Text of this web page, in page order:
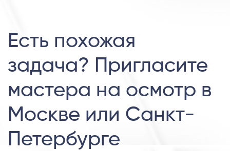
Есть похожая
задача? Пригласите
мастера на осмотр в
Москве или Санкт-
Петербурге